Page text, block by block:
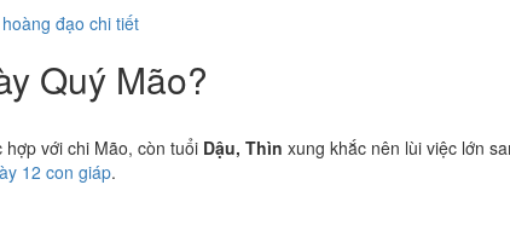
đạo chi tiết
Quý Mão?
với chi Mão, còn tuổi Dậu, Thìn xung khắc nên lùi việc lớn
12 con giáp.